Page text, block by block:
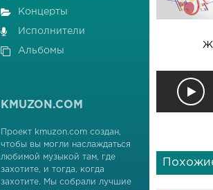
Концерты
Исполнители
Альбомы
KMUZON.COM
Проект kmuzon.com создан,
чтобы вы могли наслаждаться
любимой музыкой там, где
захотите, и тогда, когда
захотите. Мы собрали лучшие